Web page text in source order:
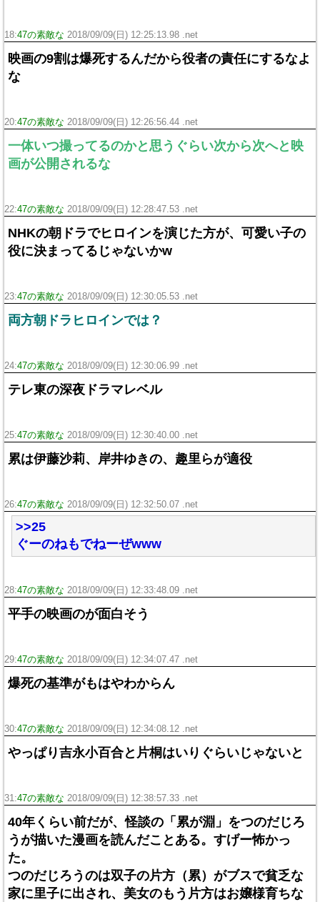
18:47の素敵な 2018/09/09(日) 12:25:13.98 .net
映画の9割は爆死するんだから役者の責任にするなよ
な
20:47の素敵な 2018/09/09(日) 12:26:56.44 .net
一体いつ撮ってるのかと思うぐらい次から次へと映
画が公開されるな
22:47の素敵な 2018/09/09(日) 12:28:47.53 .net
NHKの朝ドラでヒロインを演じた方が、可愛い子の
役に決まってるじゃないかw
23:47の素敵な 2018/09/09(日) 12:30:05.53 .net
両方朝ドラヒロインでは？
24:47の素敵な 2018/09/09(日) 12:30:06.99 .net
テレ東の深夜ドラマレベル
25:47の素敵な 2018/09/09(日) 12:30:40.00 .net
累は伊藤沙莉、岸井ゆきの、趣里らが適役
26:47の素敵な 2018/09/09(日) 12:32:50.07 .net
>>25
ぐーのねもでねーぜwww
28:47の素敵な 2018/09/09(日) 12:33:48.09 .net
平手の映画のが面白そう
29:47の素敵な 2018/09/09(日) 12:34:07.47 .net
爆死の基準がもはやわからん
30:47の素敵な 2018/09/09(日) 12:34:08.12 .net
やっぱり吉永小百合と片桐はいりぐらいじゃないと
31:47の素敵な 2018/09/09(日) 12:38:57.33 .net
40年くらい前だが、怪談の「累が淵」をつのだじろ
うが描いた漫画を読んだことある。すげー怖かっ
た。
つのだじろうのは双子の片方（累）がブスで貧乏な
家に里子に出され、美女のもう片方はお嬢様育ちな